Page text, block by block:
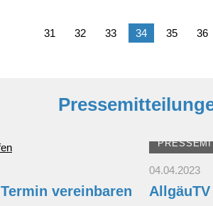
31 32 33 34 35 36
vereinbaren
04.04.2023